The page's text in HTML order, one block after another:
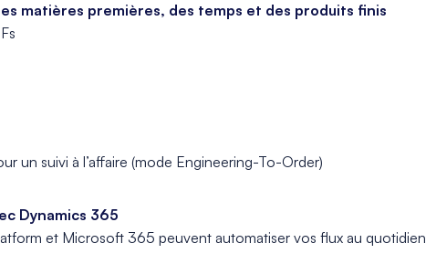
matières premières, des temps et des produits finis
un suivi à l’affaire (mode Engineering-To-Order)
Dynamics 365
et Microsoft 365 peuvent automatiser vos flux au quotidien